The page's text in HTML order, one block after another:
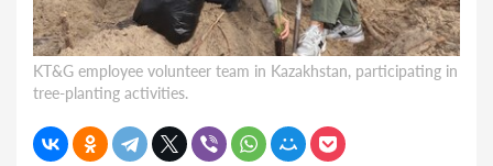
KT&G employee volunteer team in Kazakhstan, participating in
tree-planting activities.